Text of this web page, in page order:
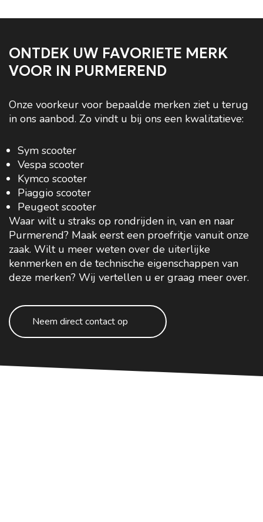
ONTDEK UW FAVORIETE MERK
VOOR IN PURMEREND
Onze voorkeur voor bepaalde merken ziet u terug
in ons aanbod. Zo vindt u bij ons een kwalitatieve:
Sym scooter
Vespa scooter
Kymco scooter
Piaggio scooter
Peugeot scooter
Waar wilt u straks op rondrijden in, van en naar
Purmerend? Maak eerst een proefritje vanuit onze
zaak. Wilt u meer weten over de uiterlijke
kenmerken en de technische eigenschappen van
deze merken? Wij vertellen u er graag meer over.
Neem direct contact op